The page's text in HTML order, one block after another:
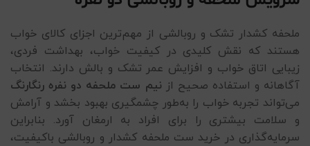
ملحفه کشدار تشک و روبالشی از مهم‌ترین اجزای کالای خواب
هستند که نقش کلیدی در کیفیت خواب، بهداشت فردی،
زیبایی اتاق خواب و افزایش عمر تشک و بالش دارند. انتخاب
آگاهانه و استفاده صحیح از نیم ست ملحفه دو نفره رنگارنگ
می‌تواند تجربه خواب را به‌طور چشمگیری بهبود بخشد و آرامش
و سلامت بیشتری را برای افراد به ارمغان آورد. بنابراین
سرمایه‌گذاری در خرید ست ملحفه کشدار و روبالشی باکیفیت،